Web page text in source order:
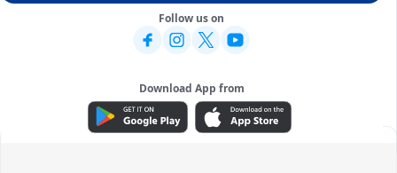
Follow us on
Download App from
ADVERTISEMENT